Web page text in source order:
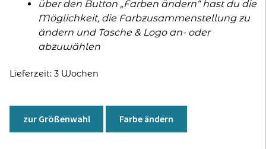
über den Button „Farben ändern“ hast du die
Möglichkeit, die Farbzusammenstellung zu
ändern und Tasche & Logo an- oder
abzuwählen
Lieferzeit: 3 Wochen
zur Größenwahl Farbe ändern